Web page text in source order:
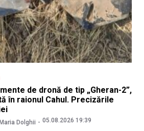
de dronă de tip „Gheran-2”,
în raionul Cahul. Precizările
Dolghii 05.08.2026 19:39